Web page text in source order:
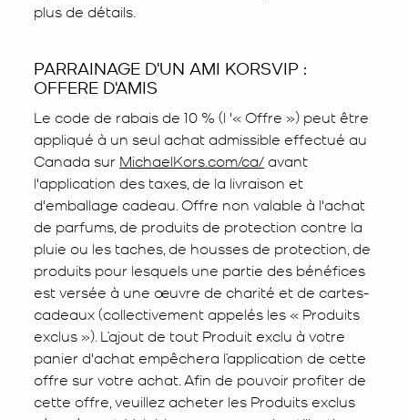
plus de détails.
PARRAINAGE D'UN AMI KORSVIP :
OFFERE D'AMIS
Le code de rabais de 10 % (l '« Offre ») peut être
appliqué à un seul achat admissible effectué au
Canada sur MichaelKors.com/ca/avant
l'application des taxes, de la livraison et
d'emballage cadeau. Offre non valable à l'achat
de parfums, de produits de protection contre la
pluie ou les taches, de housses de protection, de
produits pour lesquels une partie des bénéfices
est versée à une œuvre de charité et de cartes-
cadeaux (collectivement appelés les « Produits
exclus »). L’ajout de tout Produit exclu à votre
panier d'achat empêchera l’application de cette
offre sur votre achat. Afin de pouvoir profiter de
cette offre, veuillez acheter les Produits exclus